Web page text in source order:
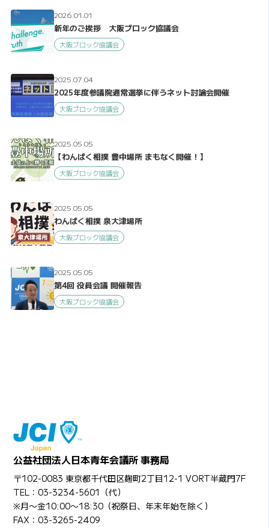
2026.01.01
新年のご挨拶 大阪ブロック協議会
大阪ブロック協議会
2025.07.04
2025年度参議院通常選挙に伴うネット討論会開催
大阪ブロック協議会
2025.05.05
【わんぱく相撲 豊中場所 まもなく開催！】
大阪ブロック協議会
2025.05.05
わんぱく相撲 泉大津場所
大阪ブロック協議会
2025.05.05
第4回 役員会議 開催報告
大阪ブロック協議会
公益社団法人日本青年会議所 事務局
〒102-0083 東京都千代田区麹町2丁目12-1 VORT半蔵門7F
TEL：03-3234-5601（代）
※月〜金10:00〜18:30（祝祭日、年末年始を除く）
FAX：03-3265-2409